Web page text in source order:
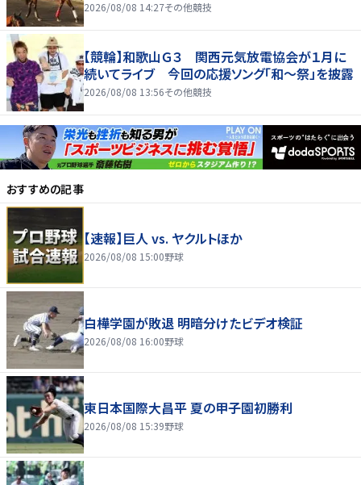
2026/08/08 14:27その他競技
【競輪】和歌山Ｇ３ 関西元気放電協会が１月に
続いてライブ 今回の応援ソング「和～祭」を披露
2026/08/08 13:56その他競技
おすすめの記事
【速報】巨人 vs. ヤクルトほか
2026/08/08 15:00野球
白樺学園が敗退 明暗分けたビデオ検証
2026/08/08 16:00野球
東日本国際大昌平 夏の甲子園初勝利
2026/08/08 15:39野球